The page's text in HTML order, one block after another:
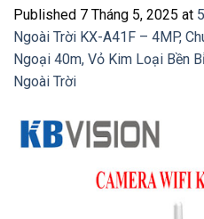
Published 7 Tháng 5, 2025 at
Ngoài Trời KX-A41F – 4MP,
Ngoại 40m, Vỏ Kim Loại Bền
Ngoài Trời